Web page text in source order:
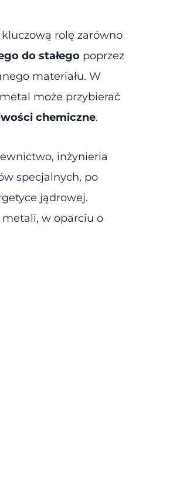
rolę zarówno
do stałego poprzez
materiału. W
może przybierać
chemiczne.
inżynieria
specjalnych, po
jądrowej.
metali, w oparciu o